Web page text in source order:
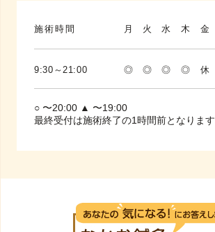
施術時間 月 火 水 木 金
9:30～21:00 ◎ ◎ ◎ ◎ 休
○ 〜20:00 ▲ 〜19:00
最終受付は施術終了の1時間前となります